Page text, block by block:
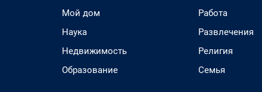
Мой дом
Наука
Недвижимость
Образование
Работа
Развлечения
Религия
Семья